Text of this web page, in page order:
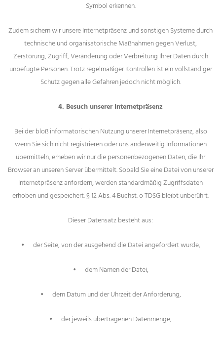
Symbol erkennen.
Zudem sichern wir unsere Internetpräsenz und sonstigen Systeme durch
technische und organisatorische Maßnahmen gegen Verlust,
Zerstörung, Zugriff, Veränderung oder Verbreitung Ihrer Daten durch
unbefugte Personen. Trotz regelmäßiger Kontrollen ist ein vollständiger
Schutz gegen alle Gefahren jedoch nicht möglich.
4. Besuch unserer Internetpräsenz
Bei der bloß informatorischen Nutzung unserer Internetpräsenz, also
wenn Sie sich nicht registrieren oder uns anderweitig Informationen
übermitteln, erheben wir nur die personenbezogenen Daten, die Ihr
Browser an unseren Server übermittelt. Sobald Sie eine Datei von unserer
Internetpräsenz anfordern, werden standardmäßig Zugriffsdaten
erhoben und gespeichert. § 12 Abs. 4 Buchst. o TDSG bleibt unberührt.
Dieser Datensatz besteht aus:
• der Seite, von der ausgehend die Datei angefordert wurde,
• dem Namen der Datei,
• dem Datum und der Uhrzeit der Anforderung,
• der jeweils übertragenen Datenmenge,